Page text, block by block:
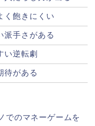
く飽きにくい
派手さがある
い逆転劇
待がある
でのマネーゲームを